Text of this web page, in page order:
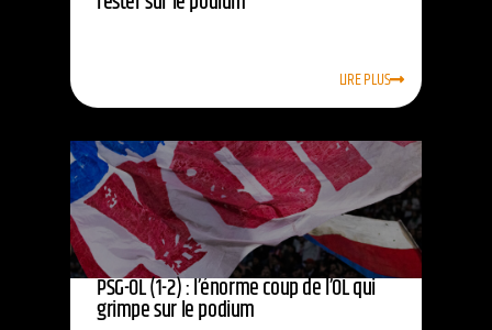
LIRE PLUS
PSG-OL (1-2) : l’énorme coup de l’OL qui
grimpe sur le podium